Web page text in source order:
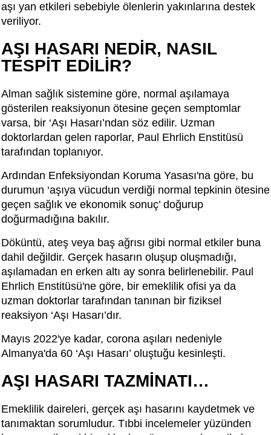
aşı yan etkileri sebebiyle ölenlerin yakınlarına destek
veriliyor.
AŞI HASARI NEDİR, NASIL
TESPİT EDİLİR?
Alman sağlık sistemine göre, normal aşılamaya
gösterilen reaksiyonun ötesine geçen semptomlar
varsa, bir ‘Aşı Hasarı’ndan söz edilir. Uzman
doktorlardan gelen raporlar, Paul Ehrlich Enstitüsü
tarafından toplanıyor.
Ardından Enfeksiyondan Koruma Yasası'na göre, bu
durumun ‘aşıya vücudun verdiği normal tepkinin ötesine
geçen sağlık ve ekonomik sonuç’ doğurup
doğurmadığına bakılır.
Döküntü, ateş veya baş ağrısı gibi normal etkiler buna
dahil değildir. Gerçek hasarın oluşup oluşmadığı,
aşılamadan en erken altı ay sonra belirlenebilir. Paul
Ehrlich Enstitüsü'ne göre, bir emeklilik ofisi ya da
uzman doktorlar tarafından tanınan bir fiziksel
reaksiyon ‘Aşı Hasarı’dır.
Mayıs 2022'ye kadar, corona aşıları nedeniyle
Almanya'da 60 ‘Aşı Hasarı’ oluştuğu kesinleşti.
AŞI HASARI TAZMİNATI…
Emeklilik daireleri, gerçek aşı hasarını kaydetmek ve
tanımaktan sorumludur. Tıbbi incelemeler yüzünden